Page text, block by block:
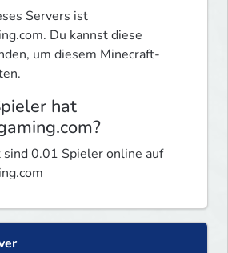
Servers ist
Du kannst diese
um diesem Minecraft-
hat
sind 0.01 Spieler online auf